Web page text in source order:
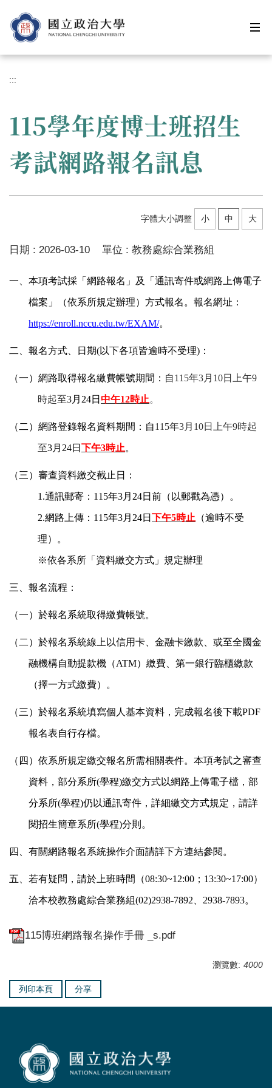
到
主
內
區
:::
115學年度博士班招生
考試網路報名訊息
字體大小調整 小 中 大
日期 : 2026-03-10 單位 : 教務處綜合業務組
一、本項考試採「網路報名」及「通訊寄件或網路上傳電子
檔案」（依系所規定辦理）方式報名。報名網址：
https://enroll.nccu.edu.tw/EXAM/。
二、報名方式、日期(以下各項皆逾時不受理)：
（一）網路取得報名繳費帳號期間： 自115年3月10日上午9
時起至3月24日 中午12時止。
（二）網路登錄報名資料期間： 自115年3月10日上午9時起
至3月24日 下午3時止。
（三）審查資料繳交截止日：
1.通訊郵寄：115年3月24日前（以郵戳為憑）。
2.網路上傳：115年3月24日 下午5時止 （逾時不受
理）。
※依各系所「資料繳交方式」規定辦理
三、報名流程：
（一）於報名系統取得繳費帳號。
（二）於報名系統線上以信用卡、金融卡繳款、或至全國金
融機構自動提款機（ATM）繳費、第一銀行臨櫃繳款
（擇一方式繳費）。
（三）於報名系統填寫個人基本資料，完成報名後下載PDF
報名表自行存檔。
（四）依系所規定繳交報名所需相關表件。本項考試之審查
資料，部分系所(學程)繳交方式以網路上傳電子檔，部
分系所(學程)仍以通訊寄件，詳細繳交方式規定，請詳
閱招生簡章系所(學程)分則。
四、有關網路報名系統操作介面請詳下方連結參閱。
五、若有疑問，請於上班時間（08:30~12:00；13:30~17:00）
洽本校教務處綜合業務組(02)2938-7892、2938-7893。
115博班網路報名操作手冊 _s.pdf
瀏覽數: 4000
列印本頁 分享